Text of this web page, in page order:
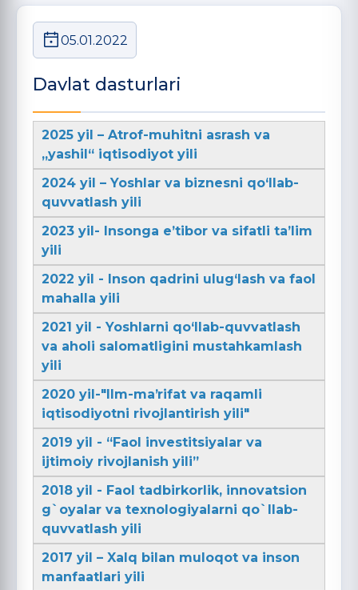
05.01.2022
Davlat dasturlari
2025 yil – Atrof-muhitni asrash va
„yashil“ iqtisodiyot yili
2024 yil – Yoshlar va biznesni qo‘llab-
quvvatlash yili
2023 yil- Insonga e’tibor va sifatli ta’lim
yili
2022 yil - Inson qadrini ulug‘lash va faol
mahalla yili
2021 yil - Yoshlarni qo‘llab-quvvatlash
va aholi salomatligini mustahkamlash
yili
2020 yil-"Ilm-maʼrifat va raqamli
iqtisodiyotni rivojlantirish yili"
2019 yil - “Faol investitsiyalar va
ijtimoiy rivojlanish yili”
2018 yil - Faol tadbirkorlik, innovatsion
g`oyalar va texnologiyalarni qo`llab-
quvvatlash yili
2017 yil – Xalq bilan muloqot va inson
manfaatlari yili